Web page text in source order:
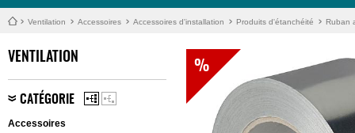
Ventilation Accessoires Accessoires d'installation Produits d'étanchéité Ruban
VENTILATION
CATÉGORIE
Accessoires
%